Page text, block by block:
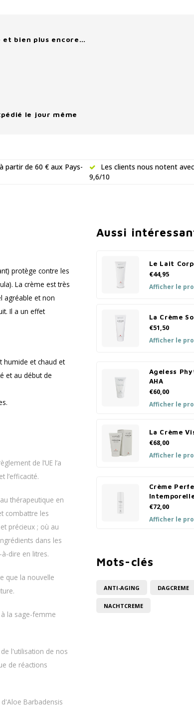
et bien plus encore…
le jour même
partir de 60 € aux Pays-
Les clients nous notent
9,6/10
protège contre les
La crème est très
agréable et non
Il a un effet
humide et chaud et
et au début de
de l’UE l’a
l’efficacité.
thérapeutique en
combattre les
précieux ; où au
dans les
dire en litres.
que la nouvelle
la sage-femme
l'utilisation de nos
de réactions
Barbadensis
Aussi
Le Lait
€44,95
Afficher le
La Crème
€51,50
Afficher le
Ageless
AHA
€60,00
Afficher le
La Crème
€68,00
Afficher le
Crème
€72,00
Afficher le
Mots-clés
ANTI-AGING DAGCREME
NACHTCREME